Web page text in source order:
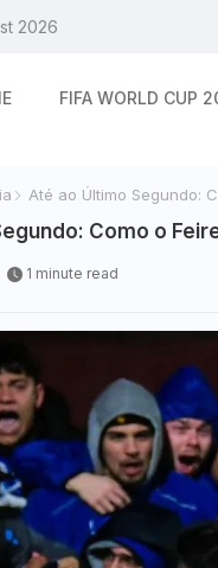
2026
FIFA WORLD CUP
Até ao Último Segundo:
Como o
1 minute read